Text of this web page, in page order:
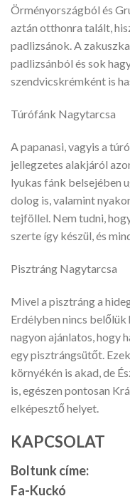
Örményországból és
aztán otthonra talált,
padlizsánok. A
padlizsánból és sok
szendvicskrémként is
Túrófánk Nagytarcsa
A papanasi, vagyis a
jellegzetes alakjáról
lyukas fánk belsejében
dolog is, valamint
tejföllel. Nem tudni,
szerte így készül, és
Pisztráng Nagytarcsa
Mivel a pisztráng a
Erdélyben nincs belőlük
nagyon ajánlatos, hogy
egy pisztrángsütőt.
környékén is akad, de
is, egészen pontosan
elképesztő helyet.
KAPCSOLAT
Boltunk címe:
Fa-Kuckó